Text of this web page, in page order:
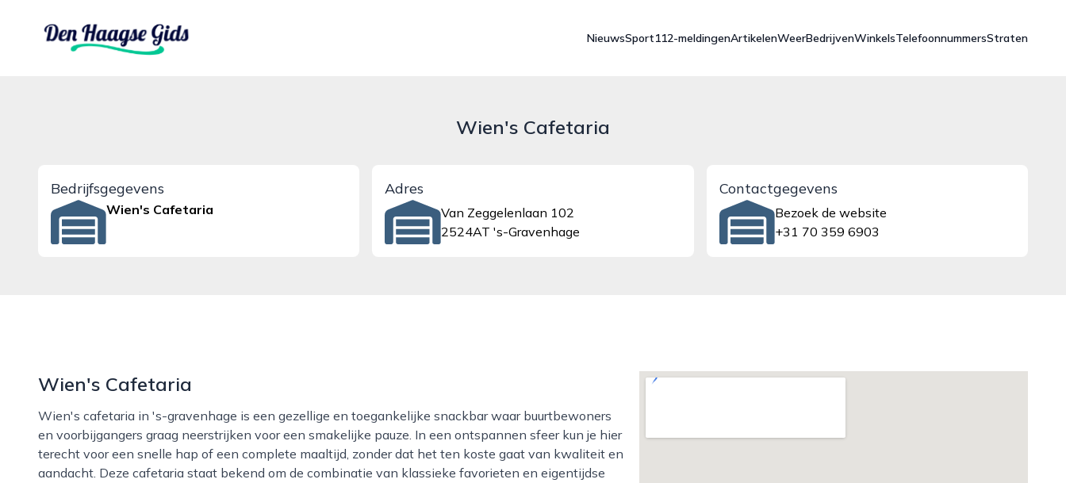
denhaagsegids.nl
NieuwsSport112-meldingenArtikelenWeerBedrijvenWinkelsTelefoonnummersStraten
Wien's Cafetaria
Bedrijfsgegevens
Wien's Cafetaria
Adres
Van Zeggelenlaan 102
2524AT 's-Gravenhage
Contactgegevens
Bezoek de website
+31 70 359 6903
Wien's Cafetaria
Wien's cafetaria in 's-gravenhage is een gezellige en toegankelijke snackbar waar buurtbewoners
en voorbijgangers graag neerstrijken voor een smakelijke pauze. In een ontspannen sfeer kun je hier
terecht voor een snelle hap of een complete maaltijd, zonder dat het ten koste gaat van kwaliteit en
aandacht. Deze cafetaria staat bekend om de combinatie van klassieke favorieten en eigentijdse